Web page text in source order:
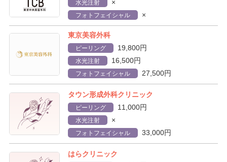
水光注射 ×
フォトフェイシャル ×
東京美容外科
ピーリング 19,800円
水光注射 16,500円
フォトフェイシャル 27,500円
タウン形成外科クリニック
ピーリング 11,000円
水光注射 ×
フォトフェイシャル 33,000円
はらクリニック